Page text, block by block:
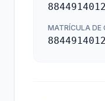
8844914012
MATRÍCULA DE
8844914012